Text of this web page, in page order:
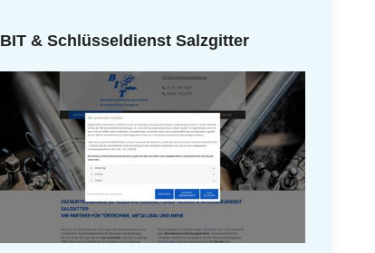
BIT & Schlüsseldienst Salzgitter